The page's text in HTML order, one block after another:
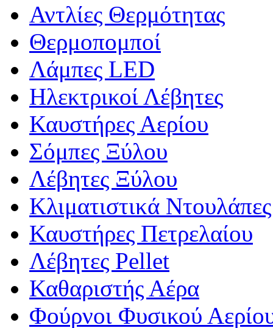
Αντλίες Θερμότητας
Θερμοπομποί
Λάμπες LED
Ηλεκτρικοί Λέβητες
Καυστήρες Αερίου
Σόμπες Ξύλου
Λέβητες Ξύλου
Κλιματιστικά Ντουλάπες
Καυστήρες Πετρελαίου
Λέβητες Pellet
Καθαριστής Αέρα
Φούρνοι Φυσικού